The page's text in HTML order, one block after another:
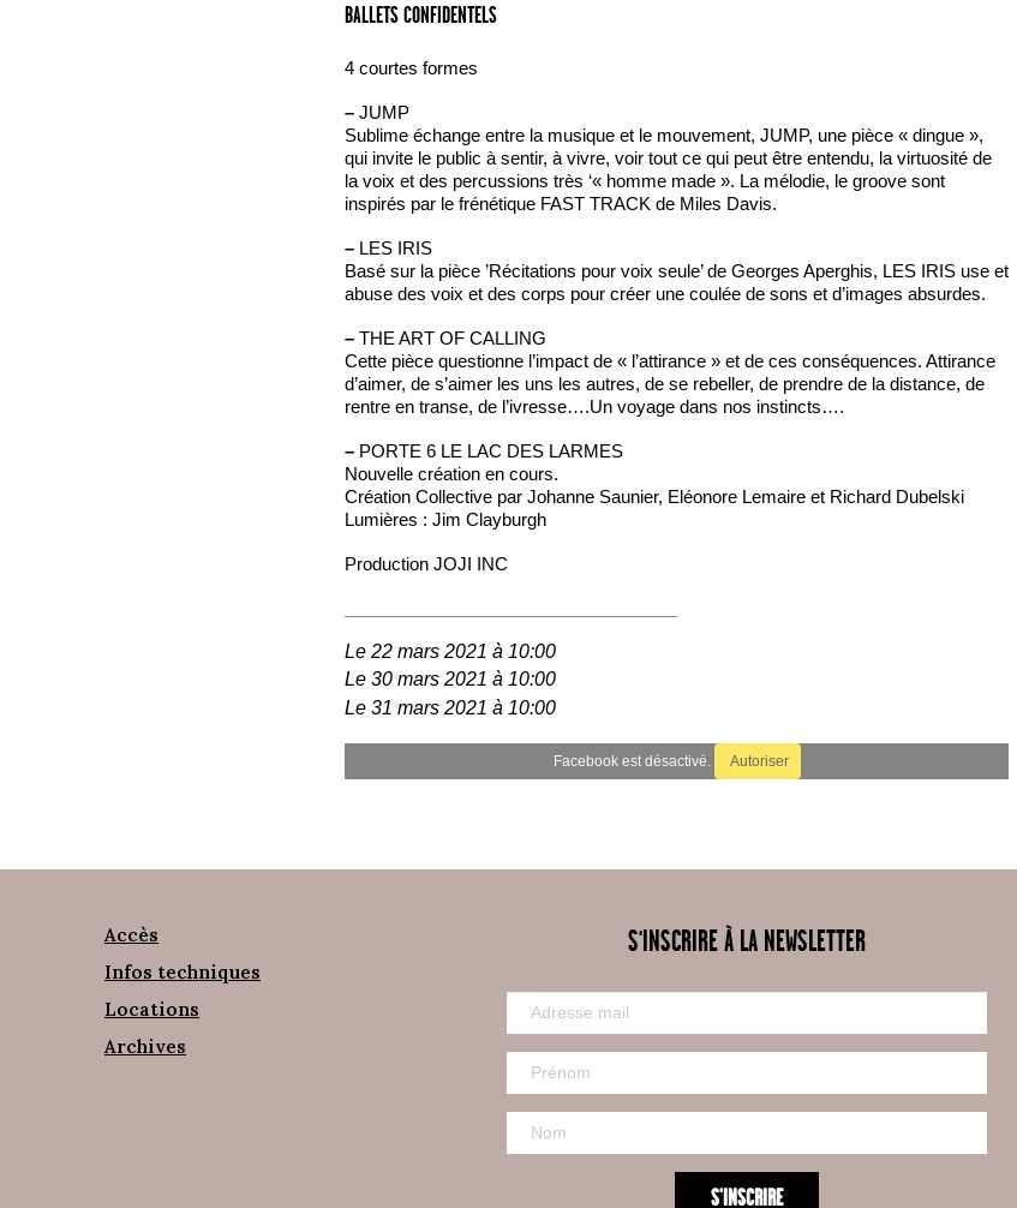
BALLETS CONFIDENTELS
4 courtes formes
– JUMP
Sublime échange entre la musique et le mouvement, JUMP, une pièce « dingue »,
qui invite le public à sentir, à vivre, voir tout ce qui peut être entendu, la virtuosité de
la voix et des percussions très ‘« homme made ». La mélodie, le groove sont
inspirés par le frénétique FAST TRACK de Miles Davis.
– LES IRIS
Basé sur la pièce ’Récitations pour voix seule’ de Georges Aperghis, LES IRIS use et
abuse des voix et des corps pour créer une coulée de sons et d’images absurdes.
– THE ART OF CALLING
Cette pièce questionne l’impact de « l’attirance » et de ces conséquences. Attirance
d’aimer, de s’aimer les uns les autres, de se rebeller, de prendre de la distance, de
rentre en transe, de l’ivresse….Un voyage dans nos instincts….
– PORTE 6 LE LAC DES LARMES
Nouvelle création en cours.
Création Collective par Johanne Saunier, Eléonore Lemaire et Richard Dubelski
Lumières : Jim Clayburgh
Production JOJI INC
Le 22 mars 2021 à 10:00
Le 30 mars 2021 à 10:00
Le 31 mars 2021 à 10:00
Facebook est désactivé. Autoriser
Accès
Infos techniques
Locations
Archives
S'INSCRIRE À LA NEWSLETTER